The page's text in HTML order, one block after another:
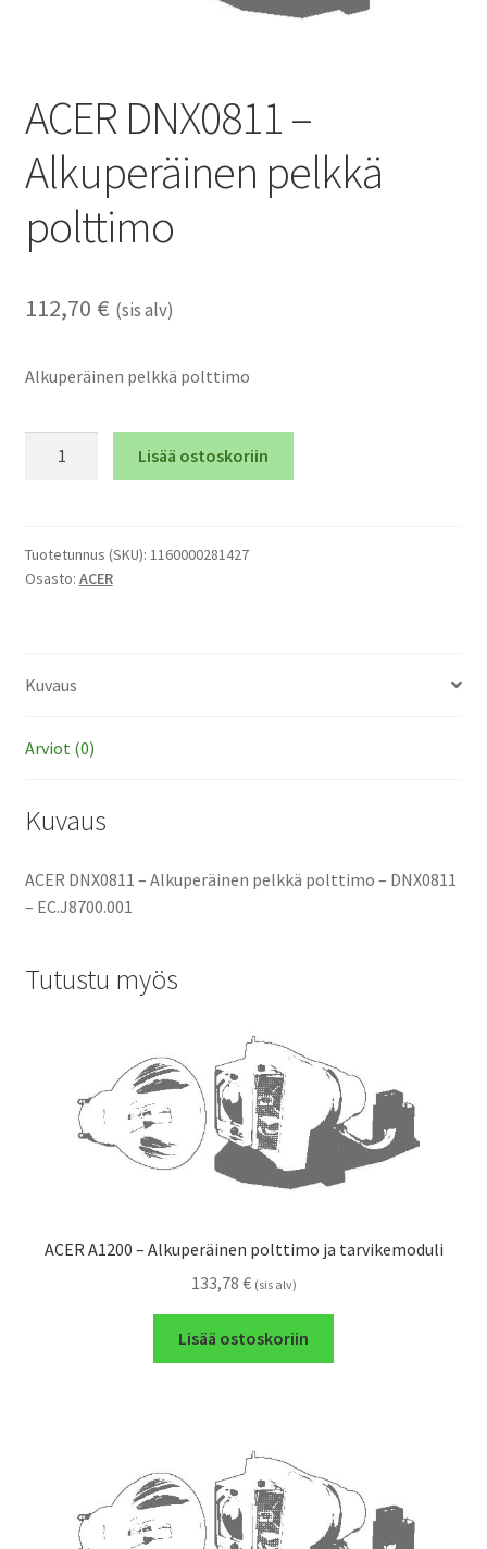
ACER DNX0811 –
Alkuperäinen pelkkä
polttimo
112,70 € (sis alv)
Alkuperäinen pelkkä polttimo
pelkkä
polttimo
Lisää ostoskoriin
Tuotetunnus (SKU): 1160000281427
Osasto: ACER
Kuvaus
Arviot (0)
Kuvaus
ACER DNX0811 – Alkuperäinen pelkkä polttimo – DNX0811
– EC.J8700.001
Tutustu myös
ACER A1200 – Alkuperäinen polttimo ja tarvikemoduli
133,78 € (sis alv)
Lisää ostoskoriin